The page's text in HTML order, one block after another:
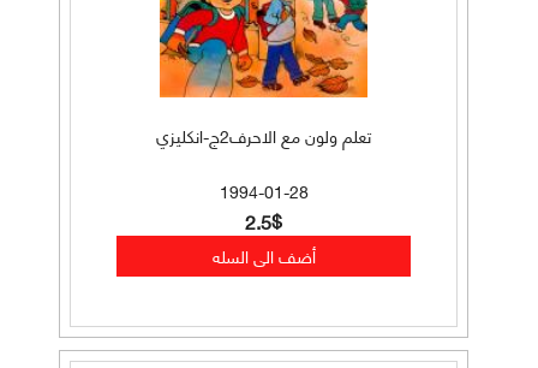
تعلم ولون مع الاحرف2ج-انكليزي
1994-01-28
2.5$